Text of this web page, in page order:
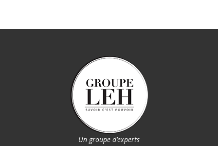
Un groupe d’experts